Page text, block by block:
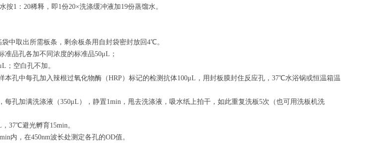
按1：20稀释，即1份20×洗涤缓冲液加19份蒸馏水。
中取出所需板条，剩余板条用自封袋密封放回4℃。
品孔各加不同浓度的标准品50μL；
；空白孔不加。
本孔中每孔加入辣根过氧化物酶（HRP）标记的检测抗体100μL，用封板膜封住反应孔，37℃水浴锅或恒温箱温
每孔加满洗涤液 （350μL ）
，静置1min，甩去洗涤液，吸水纸上拍干，如此重复洗板5次（也可用洗板机洗
37℃避光孵育15min。
内，在450nm波长处测定各孔的OD值。